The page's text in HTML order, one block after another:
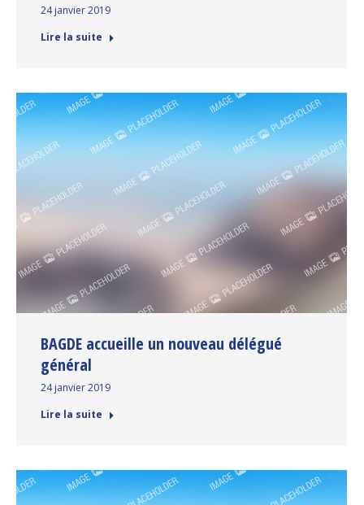
24 janvier 2019
Lire la suite
BAGDE accueille un nouveau délégué
général
24 janvier 2019
Lire la suite